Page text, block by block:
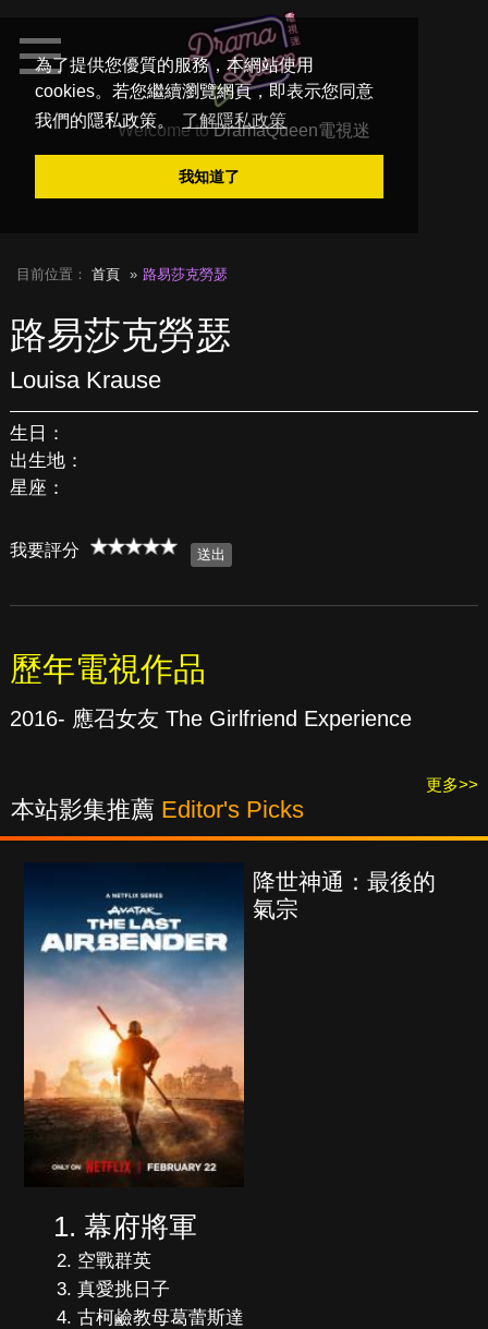
為了提供您優質的服務，本網站使用
cookies。若您繼續瀏覽網頁，即表示您同意
我們的隱私政策。
了解隱私政策
我知道了
Welcome toDramaQueen電視迷
目前位置： 首頁 路易莎克勞瑟
路易莎克勞瑟
Louisa Krause
生日：
出生地：
星座：
我要評分
歷年電視作品
2016- 應召女友 The Girlfriend Experience
更多>>
本站影集推薦 Editor's Picks
降世神通：最後的
氣宗
幕府將軍
空戰群英
真愛挑日子
古柯鹼教母葛蕾斯達